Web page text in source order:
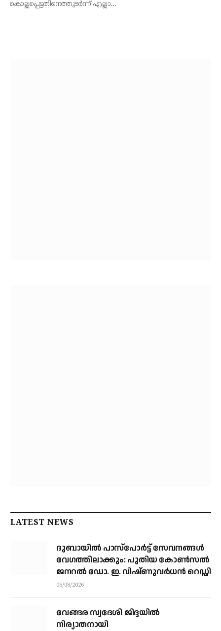
കൊല്ലപ്പെട്ടതിനെത്തുടർന്ന് എല്ലാ…
LATEST NEWS
ദുബായിൽ പാസ്‌പോർട്ട് സേവനങ്ങൾ
വേഗത്തിലാക്കും: പുതിയ കോൺസൽ
ജനറൽ ഡോ. ഇ. വിഷ്ണുവർധൻ റെഡ്ഡി
06/08/2026
വേങ്ങര സ്വദേശി ജിദ്ദയിൽ
നിര്യാതനായി